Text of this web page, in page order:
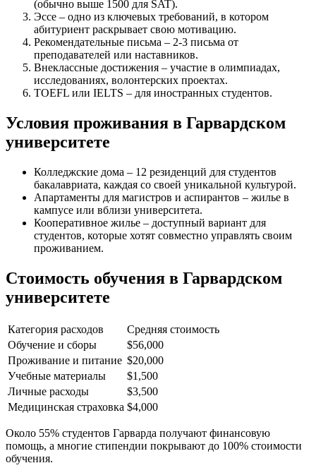
(обычно выше 1500 для SAT).
Эссе – одно из ключевых требований, в котором
абитуриент раскрывает свою мотивацию.
Рекомендательные письма – 2-3 письма от
преподавателей или наставников.
Внеклассные достижения – участие в олимпиадах,
исследованиях, волонтерских проектах.
TOEFL или IELTS – для иностранных студентов.
Условия проживания в Гарвардском
университете
Колледжские дома – 12 резиденций для студентов
бакалавриата, каждая со своей уникальной культурой.
Апартаменты для магистров и аспирантов – жилье в
кампусе или вблизи университета.
Кооперативное жилье – доступный вариант для
студентов, которые хотят совместно управлять своим
проживанием.
Стоимость обучения в Гарвардском
университете
Категория расходов
Средняя стоимость
Обучение и сборы
$56,000
Проживание и питание $20,000
Учебные материалы
$1,500
Личные расходы
$3,500
Медицинская страховка $4,000
Около 55% студентов Гарварда получают финансовую
помощь, а многие стипендии покрывают до 100% стоимости
обучения.